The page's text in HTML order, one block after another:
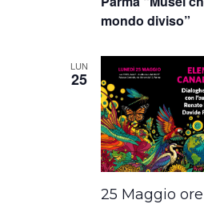
mondo diviso”
LUN
25
25 Maggio ore